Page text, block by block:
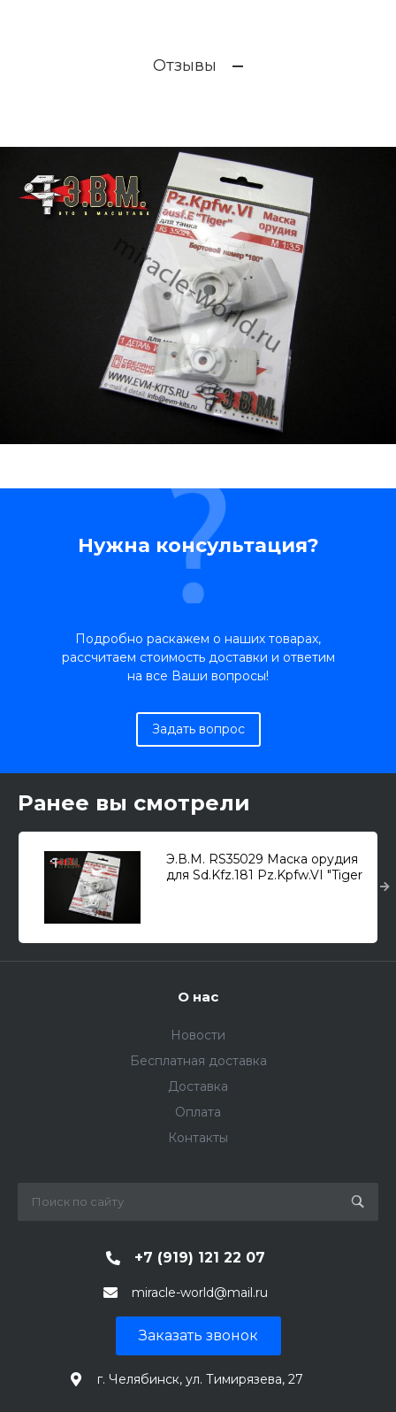
Отзывы
Нужна консультация?
Подробно раскажем о наших товарах,
рассчитаем стоимость доставки и ответим
на все Ваши вопросы!
Задать вопрос
Ранее вы смотрели
Э.В.М. RS35029 Маска орудия
для Sd.Kfz.181 Pz.Kpfw.VI "Tiger
О нас
Новости
Бесплатная доставка
Доставка
Оплата
Контакты
+7 (919) 121 22 07
miracle-world@mail.ru
Заказать звонок
г. Челябинск, ул. Тимирязева, 27